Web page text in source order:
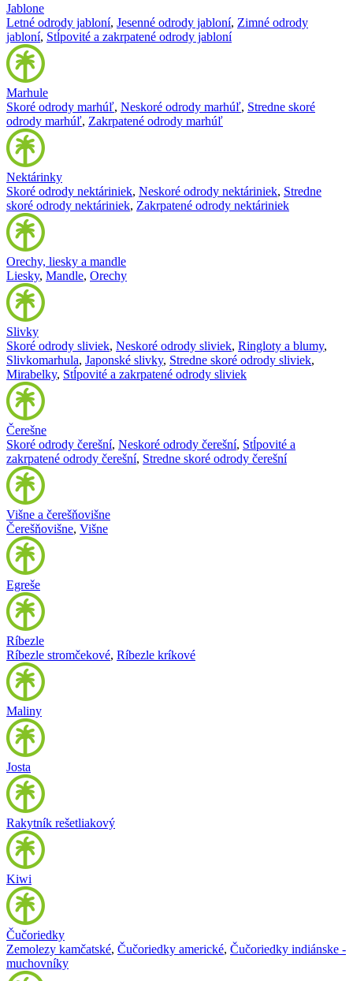
Jablone
Letné odrody jabloní, Jesenné odrody jabloní, Zimné odrody
jabloní, Stĺpovité a zakrpatené odrody jabloní
Marhule
Skoré odrody marhúľ, Neskoré odrody marhúľ, Stredne skoré
odrody marhúľ, Zakrpatené odrody marhúľ
Nektárinky
Skoré odrody nektáriniek, Neskoré odrody nektáriniek, Stredne
skoré odrody nektáriniek, Zakrpatené odrody nektáriniek
Orechy, liesky a mandle
Liesky, Mandle, Orechy
Slivky
Skoré odrody sliviek, Neskoré odrody sliviek, Ringloty a blumy,
Slivkomarhula, Japonské slivky, Stredne skoré odrody sliviek,
Mirabelky, Stĺpovité a zakrpatené odrody sliviek
Čerešne
Skoré odrody čerešní, Neskoré odrody čerešní, Stĺpovité a
zakrpatené odrody čerešní, Stredne skoré odrody čerešní
Višne a čerešňovišne
Čerešňovišne, Višne
Egreše
Ríbezle
Ríbezle stromčekové, Ríbezle kríkové
Maliny
Josta
Rakytník rešetliakový
Kiwi
Čučoriedky
Zemolezy kamčatské, Čučoriedky americké, Čučoriedky indiánske -
muchovníky